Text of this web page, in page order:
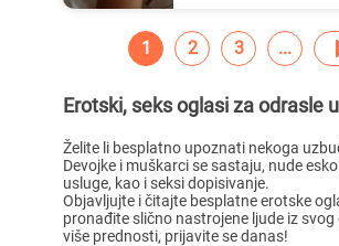
1 2 3
Erotski, seks oglasi za odrasle
Želite li besplatno upoznati nekoga
Devojke i muškarci se sastaju, nude
usluge, kao i seksi dopisivanje.
Objavljujte i čitajte besplatne erotske
pronađite slično nastrojene ljude iz svog
više prednosti, prijavite se danas!